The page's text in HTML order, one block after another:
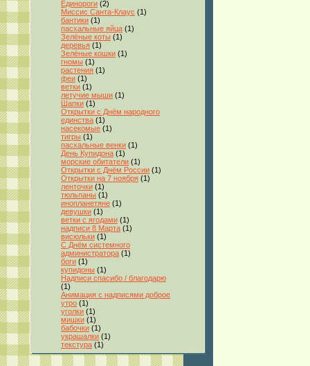
Единороги (2)
Миссис Санта-Клаус (1)
бантики (1)
пасхальные яйца (1)
Зелёные коты (1)
деревья (1)
Зелёные кошки (1)
гномы (1)
растения (1)
феи (1)
ветки (1)
летучие мыши (1)
Шапки (1)
Открытки с Днём народного
единства (1)
насекомые (1)
тигры (1)
пасхальные венки (1)
День Купидона (1)
морские обитатели (1)
Открытки с Днём России (1)
Открытки на 7 ноября (1)
ленточки (1)
тюльпаны (1)
инопланетяне (1)
девушки (1)
ветки с ягодами (1)
надписи 8 Марта (1)
висюльки (1)
С Днём системного
администратора (1)
боги (1)
купидоны (1)
Надписи спасибо / благодарю
(1)
Анимация с надписями доброе
утро (1)
уголки (1)
мишки (1)
бабочки (1)
украшалки (1)
текстура (1)